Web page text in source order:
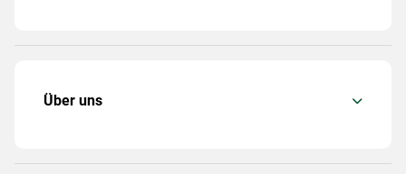
Über uns